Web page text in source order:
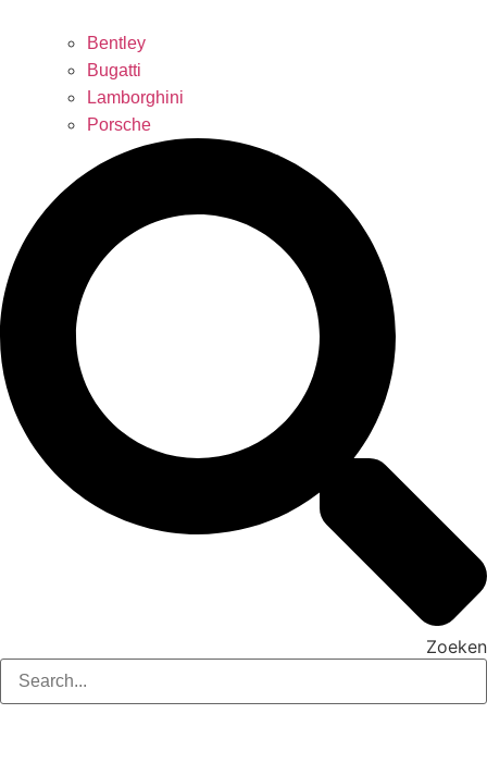
Bentley
Bugatti
Lamborghini
Porsche
Zoeken